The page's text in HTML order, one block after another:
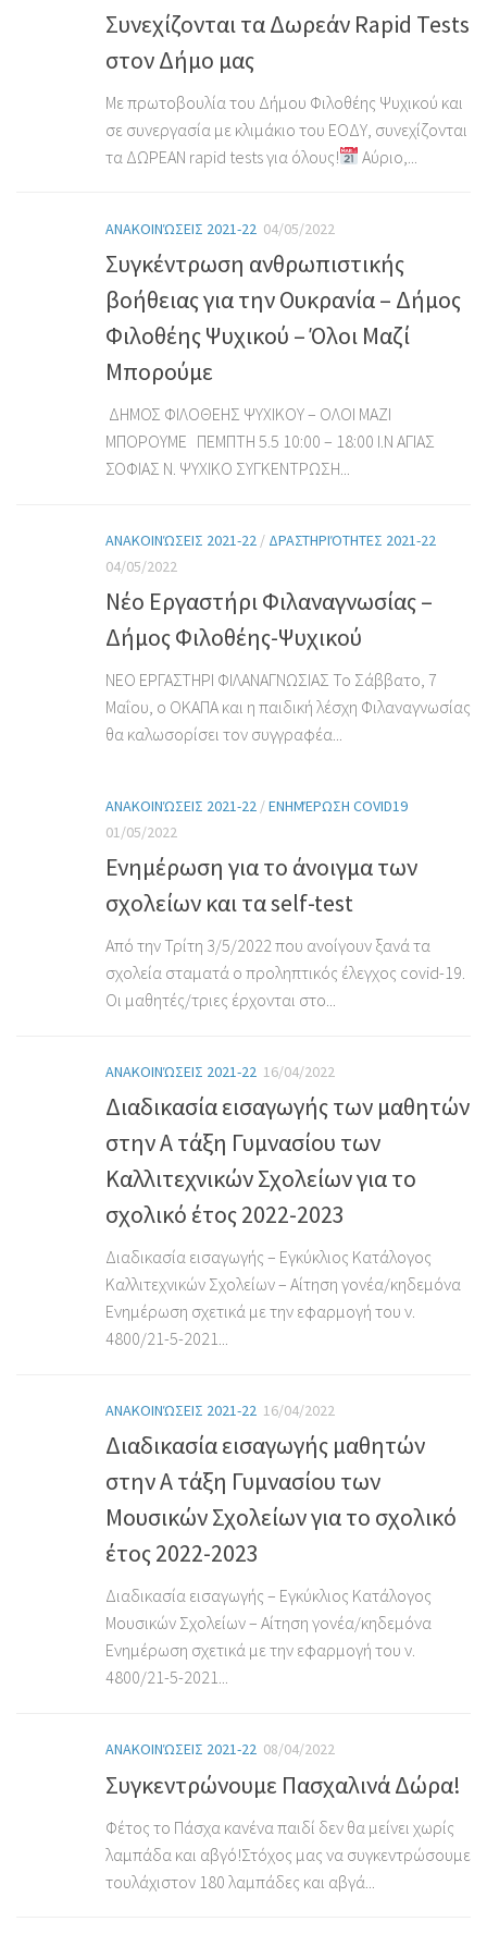
Συνεχίζονται τα Δωρεάν Rapid Tests
στον Δήμο μας
Με πρωτοβουλία του Δήμου Φιλοθέης Ψυχικού και
σε συνεργασία με κλιμάκιο του ΕΟΔΥ, συνεχίζονται
τα ΔΩΡΕΑΝ rapid tests για όλους!
Αύριο,...
ΑΝΑΚΟΙΝΏΣΕΙΣ 2021-22 04/05/2022
Συγκέντρωση ανθρωπιστικής
βοήθειας για την Ουκρανία – Δήμος
Φιλοθέης Ψυχικού – Όλοι Μαζί
Μπορούμε
ΔΗΜΟΣ ΦΙΛΟΘΕΗΣ ΨΥΧΙΚΟΥ – ΟΛΟΙ ΜΑΖΙ
ΜΠΟΡΟΥΜΕ ΠΕΜΠΤΗ 5.5 10:00 – 18:00 Ι.Ν ΑΓΙΑΣ
ΣΟΦΙΑΣ Ν. ΨΥΧΙΚΟ ΣΥΓΚΕΝΤΡΩΣΗ...
ΑΝΑΚΟΙΝΏΣΕΙΣ 2021-22 / ΔΡΑΣΤΗΡΙΌΤΗΤΕΣ 2021-22
04/05/2022
Νέο Εργαστήρι Φιλαναγνωσίας –
Δήμος Φιλοθέης-Ψυχικού
ΝΕΟ ΕΡΓΑΣΤΗΡΙ ΦΙΛΑΝΑΓΝΩΣΙΑΣ Το Σάββατο, 7
Μαΐου, ο ΟΚΑΠΑ και η παιδική λέσχη Φιλαναγνωσίας
θα καλωσορίσει τον συγγραφέα...
ΑΝΑΚΟΙΝΏΣΕΙΣ 2021-22 /ΕΝΗΜΈΡΩΣΗ COVID19
01/05/2022
Ενημέρωση για το άνοιγμα των
σχολείων και τα self-test
Από την Τρίτη 3/5/2022 που ανοίγουν ξανά τα
σχολεία σταματά ο προληπτικός έλεγχος covid-19.
Οι μαθητές/τριες έρχονται στο...
ΑΝΑΚΟΙΝΏΣΕΙΣ 2021-22 16/04/2022
Διαδικασία εισαγωγής των μαθητών
στην Α τάξη Γυμνασίου των
Καλλιτεχνικών Σχολείων για το
σχολικό έτος 2022-2023
Διαδικασία εισαγωγής – Εγκύκλιος Κατάλογος
Καλλιτεχνικών Σχολείων – Αίτηση γονέα/κηδεμόνα
Ενημέρωση σχετικά με την εφαρμογή του ν.
4800/21-5-2021...
ΑΝΑΚΟΙΝΏΣΕΙΣ 2021-22 16/04/2022
Διαδικασία εισαγωγής μαθητών
στην Α τάξη Γυμνασίου των
Μουσικών Σχολείων για το σχολικό
έτος 2022-2023
Διαδικασία εισαγωγής – Εγκύκλιος Κατάλογος
Μουσικών Σχολείων – Αίτηση γονέα/κηδεμόνα
Ενημέρωση σχετικά με την εφαρμογή του ν.
4800/21-5-2021...
ΑΝΑΚΟΙΝΏΣΕΙΣ 2021-22 08/04/2022
Συγκεντρώνουμε Πασχαλινά Δώρα!
Φέτος το Πάσχα κανένα παιδί δεν θα μείνει χωρίς
λαμπάδα και αβγό!Στόχος μας να συγκεντρώσουμε
τουλάχιστον 180 λαμπάδες και αβγά...